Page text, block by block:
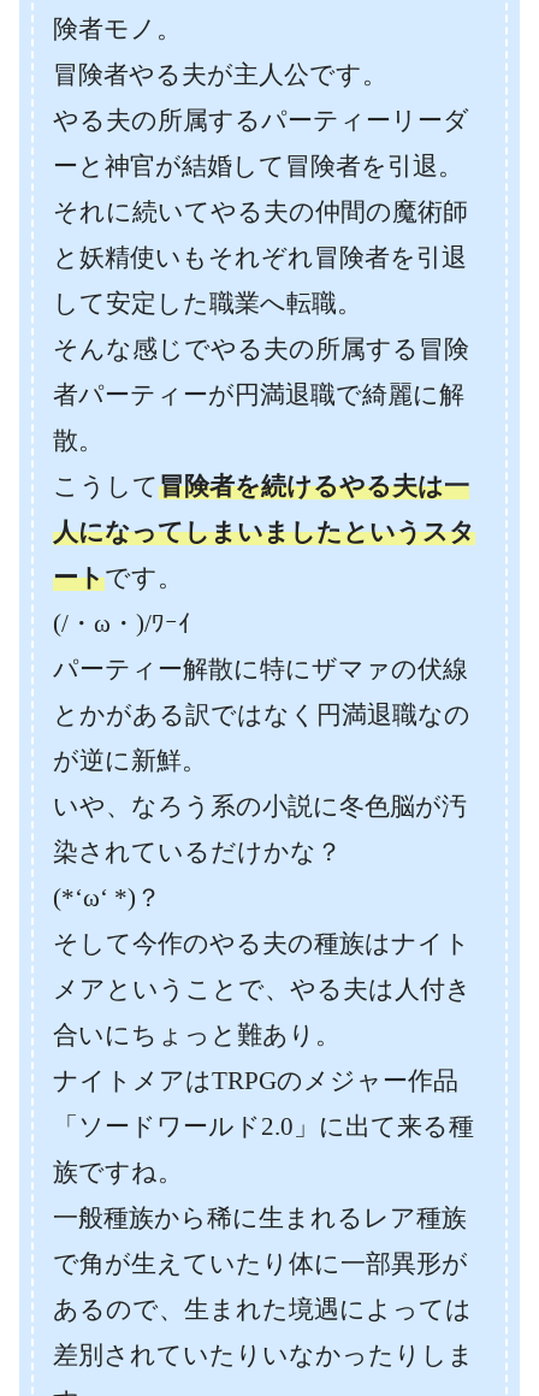
険者モノ。
冒険者やる夫が主人公です。
やる夫の所属するパーティーリーダ
ーと神官が結婚して冒険者を引退。
それに続いてやる夫の仲間の魔術師
と妖精使いもそれぞれ冒険者を引退
して安定した職業へ転職。
そんな感じでやる夫の所属する冒険
者パーティーが円満退職で綺麗に解
散。
こうして冒険者を続けるやる夫は一
人になってしまいましたというスタ
ートです。
(/・ω・)/ﾜｰｲ
パーティー解散に特にザマァの伏線
とかがある訳ではなく円満退職なの
が逆に新鮮。
いや、なろう系の小説に冬色脳が汚
染されているだけかな？
(*‘ω‘ *)？
そして今作のやる夫の種族はナイト
メアということで、やる夫は人付き
合いにちょっと難あり。
ナイトメアはTRPGのメジャー作品
「ソードワールド2.0」に出て来る種
族ですね。
一般種族から稀に生まれるレア種族
で角が生えていたり体に一部異形が
あるので、生まれた境遇によっては
差別されていたりいなかったりしま